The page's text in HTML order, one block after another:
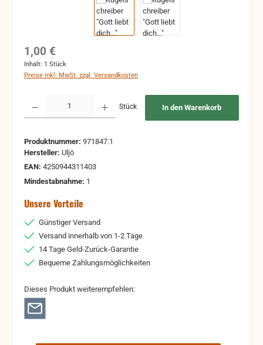
Regulärer Preis:
1,00 €
Inhalt: 1 Stück
Preise inkl. MwSt. zzgl. Versandkosten
Stück In den Warenkorb
Produktnummer: 971847.1
Hersteller: Uljö
EAN: 4250944311403
Mindestabnahme: 1
Unsere Vorteile
Günstiger Versand
Versand innerhalb von 1-2 Tage
14 Tage Geld-Zurück-Garantie
Bequeme Zahlungsmöglichkeiten
Dieses Produkt weiterempfehlen: